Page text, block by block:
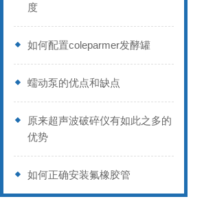
度
如何配置coleparmer发酵罐
蠕动泵的优点和缺点
原来超声波破碎仪有如此之多的
优势
如何正确安装氟橡胶管